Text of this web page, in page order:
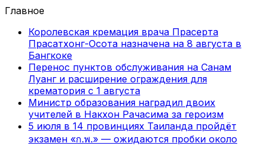
Главное
Королевская кремация врача Прасерта
Прасатхонг-Осота назначена на 8 августа в
Бангкоке
Перенос пунктов обслуживания на Санам
Луанг и расширение ограждения для
крематория с 1 августа
Министр образования наградил двоих
учителей в Накхон Рачасима за героизм
5 июля в 14 провинциях Таиланда пройдёт
экзамен «ก.พ.» — ожидаются пробки около